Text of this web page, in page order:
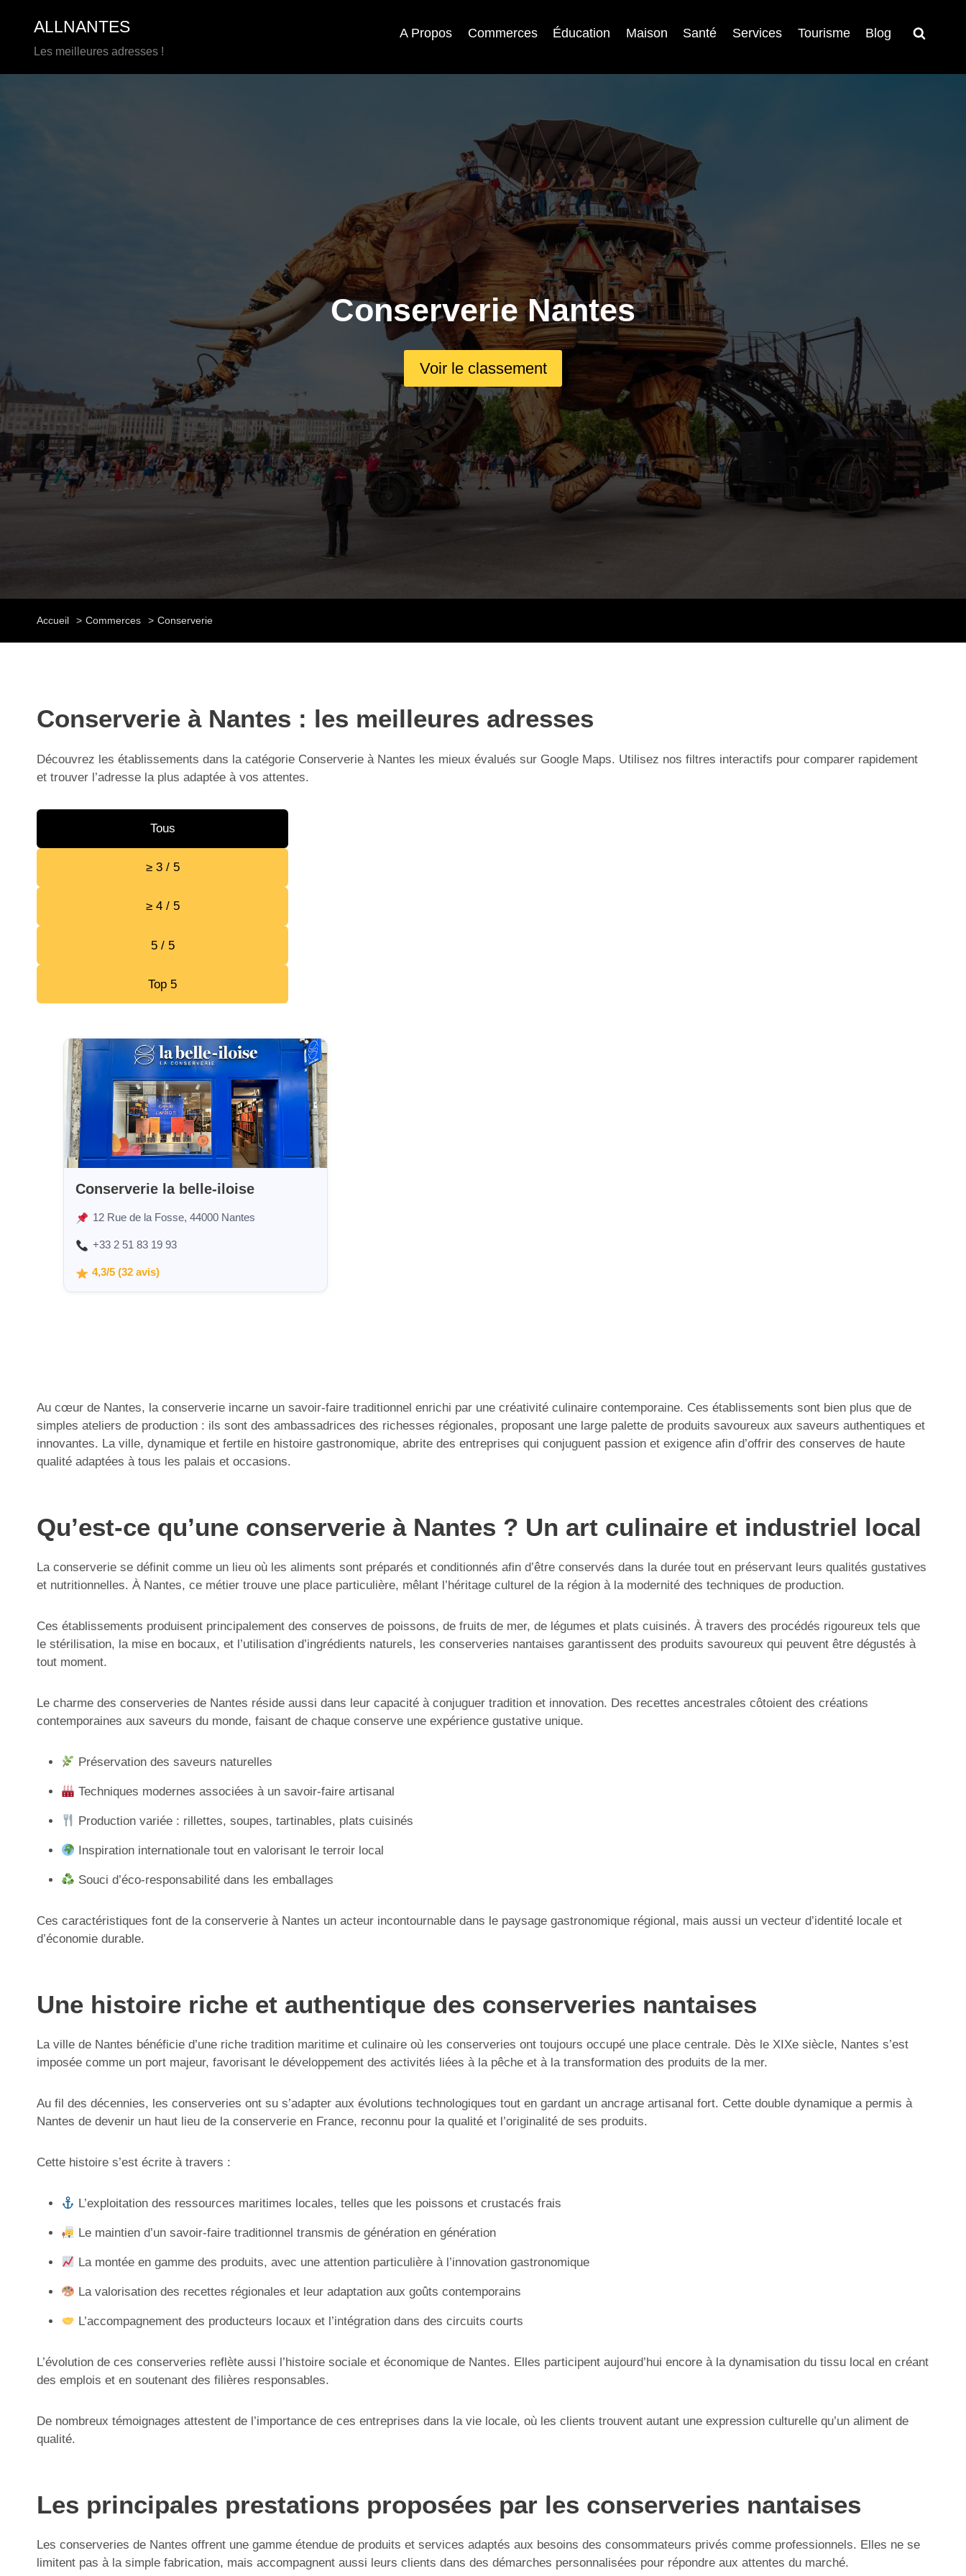
contenu
ALLNANTES
Les meilleures adresses !
A Propos Commerces Éducation Maison Santé Services Tourisme Blog
Conserverie Nantes
Voir le classement
Accueil Commerces Conserverie
Conserverie à Nantes : les meilleures adresses
Découvrez les établissements dans la catégorie Conserverie à Nantes les mieux évalués sur Google Maps. Utilisez nos filtres interactifs pour comparer rapidement
et trouver l’adresse la plus adaptée à vos attentes.
Tous
≥ 3 / 5
≥ 4 / 5
5 / 5
Top 5
Conserverie la belle-iloise
12 Rue de la Fosse, 44000 Nantes
+33 2 51 83 19 93
4,3/5 (32 avis)
Au cœur de Nantes, la conserverie incarne un savoir-faire traditionnel enrichi par une créativité culinaire contemporaine. Ces établissements sont bien plus que de
simples ateliers de production : ils sont des ambassadrices des richesses régionales, proposant une large palette de produits savoureux aux saveurs authentiques et
innovantes. La ville, dynamique et fertile en histoire gastronomique, abrite des entreprises qui conjuguent passion et exigence afin d’offrir des conserves de haute
qualité adaptées à tous les palais et occasions.
Qu’est-ce qu’une conserverie à Nantes ? Un art culinaire et industriel local
La conserverie se définit comme un lieu où les aliments sont préparés et conditionnés afin d’être conservés dans la durée tout en préservant leurs qualités gustatives
et nutritionnelles. À Nantes, ce métier trouve une place particulière, mêlant l’héritage culturel de la région à la modernité des techniques de production.
Ces établissements produisent principalement des conserves de poissons, de fruits de mer, de légumes et plats cuisinés. À travers des procédés rigoureux tels que
le stérilisation, la mise en bocaux, et l’utilisation d’ingrédients naturels, les conserveries nantaises garantissent des produits savoureux qui peuvent être dégustés à
tout moment.
Le charme des conserveries de Nantes réside aussi dans leur capacité à conjuguer tradition et innovation. Des recettes ancestrales côtoient des créations
contemporaines aux saveurs du monde, faisant de chaque conserve une expérience gustative unique.
Préservation des saveurs naturelles
Techniques modernes associées à un savoir-faire artisanal
Production variée : rillettes, soupes, tartinables, plats cuisinés
Inspiration internationale tout en valorisant le terroir local
Souci d’éco-responsabilité dans les emballages
Ces caractéristiques font de la conserverie à Nantes un acteur incontournable dans le paysage gastronomique régional, mais aussi un vecteur d’identité locale et
d’économie durable.
Une histoire riche et authentique des conserveries nantaises
La ville de Nantes bénéficie d’une riche tradition maritime et culinaire où les conserveries ont toujours occupé une place centrale. Dès le XIXe siècle, Nantes s’est
imposée comme un port majeur, favorisant le développement des activités liées à la pêche et à la transformation des produits de la mer.
Au fil des décennies, les conserveries ont su s’adapter aux évolutions technologiques tout en gardant un ancrage artisanal fort. Cette double dynamique a permis à
Nantes de devenir un haut lieu de la conserverie en France, reconnu pour la qualité et l’originalité de ses produits.
Cette histoire s’est écrite à travers :
L’exploitation des ressources maritimes locales, telles que les poissons et crustacés frais
Le maintien d’un savoir-faire traditionnel transmis de génération en génération
La montée en gamme des produits, avec une attention particulière à l’innovation gastronomique
La valorisation des recettes régionales et leur adaptation aux goûts contemporains
L’accompagnement des producteurs locaux et l’intégration dans des circuits courts
L’évolution de ces conserveries reflète aussi l’histoire sociale et économique de Nantes. Elles participent aujourd’hui encore à la dynamisation du tissu local en créant
des emplois et en soutenant des filières responsables.
De nombreux témoignages attestent de l’importance de ces entreprises dans la vie locale, où les clients trouvent autant une expression culturelle qu’un aliment de
qualité.
Les principales prestations proposées par les conserveries nantaises
Les conserveries de Nantes offrent une gamme étendue de produits et services adaptés aux besoins des consommateurs privés comme professionnels. Elles ne se
limitent pas à la simple fabrication, mais accompagnent aussi leurs clients dans des démarches personnalisées pour répondre aux attentes du marché.